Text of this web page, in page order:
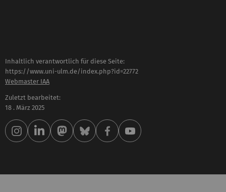
Inhaltlich verantwortlich für diese Seite:
https://www.uni-ulm.de/index.php?id=22772
Webmaster IAA
Zuletzt bearbeitet:
18 . März 2025